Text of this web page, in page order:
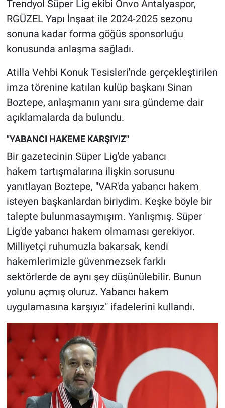
Trendyol Süper Lig ekibi Onvo Antalyaspor,
RGÜZEL Yapı İnşaat ile 2024-2025 sezonu
sonuna kadar forma göğüs sponsorluğu
konusunda anlaşma sağladı.
Atilla Vehbi Konuk Tesisleri'nde gerçekleştirilen
imza törenine katılan kulüp başkanı Sinan
Boztepe, anlaşmanın yanı sıra gündeme dair
açıklamalarda da bulundu.
"YABANCI HAKEME KARŞIYIZ"
Bir gazetecinin Süper Lig'de yabancı
hakem tartışmalarına ilişkin sorusunu
yanıtlayan Boztepe, "VAR'da yabancı hakem
isteyen başkanlardan biriydim. Keşke böyle bir
talepte bulunmasaymışım. Yanlışmış. Süper
Lig'de yabancı hakem olmaması gerekiyor.
Milliyetçi ruhumuzla bakarsak, kendi
hakemlerimizle güvenmezsek farklı
sektörlerde de aynı şey düşünülebilir. Bunun
yolunu açmış oluruz. Yabancı hakem
uygulamasına karşıyız" ifadelerini kullandı.
Gündem Özel
Günün görüntüsü
Haber
İlan
Koronavirüs
Kültür Sanat
Ne demişti
Nedir
Popüler
Programlar
Sağlık
Teknoloji
Türkiye'nin Geleceği